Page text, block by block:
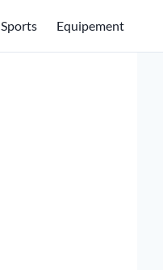
Sports Equipement